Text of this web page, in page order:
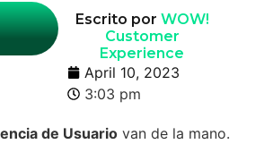
Escrito por WOW!
Customer
Experience
April 10, 2023
3:03 pm
de Usuario van de la mano.